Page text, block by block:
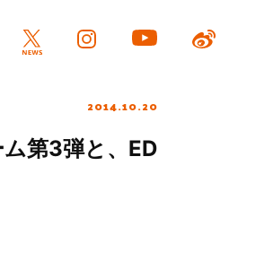
2014.10.20
第3弾と、ED